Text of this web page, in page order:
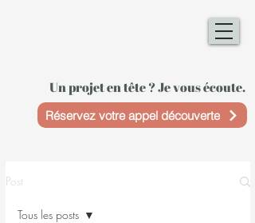
Un projet en tête ? Je vous écoute.
Réservez votre appel découverte
Post
Tous les posts